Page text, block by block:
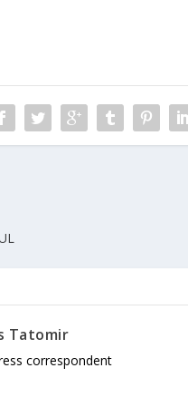
Tatomir
correspondent